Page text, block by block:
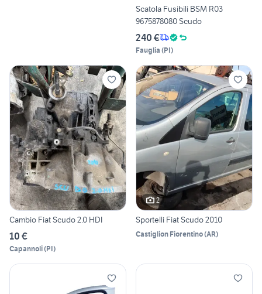
Scatola Fusibili BSM R03
9675878080 Scudo
240 €
Fauglia (PI)
Cambio Fiat Scudo 2.0 HDI
10 €
Capannoli(PI)
2
Sportelli Fiat Scudo 2010
Castiglion Fiorentino(AR)